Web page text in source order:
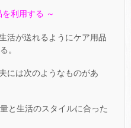
利用する ～
活が送れるようにケア用品
。
には次のようなものがあ
と生活のスタイルに合った